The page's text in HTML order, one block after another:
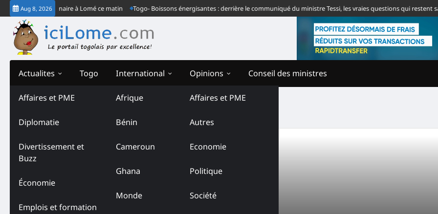
Skip
to
content
Aug 8, 2026
congrès ordinaire à Lomé ce matin Togo- Boissons énergisantes : derrière le communiqué du ministre Tessi, les vraies questions qui restent
Actualites
Affaires et PME
Diplomatie
Divertissement et
Buzz
Économie
Emplois et formation
Togo International
Afrique
Bénin
Cameroun
Ghana
Monde
Opinions
Affaires et PME
Autres
Economie
Politique
Société
Conseil des ministres
Tag:SALT